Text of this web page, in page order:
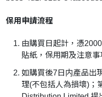
保用申請流程
由購買日起計，憑
貼紙，保用期及注意事
如購買後7日内產品出
理(不包括人為損壞)；